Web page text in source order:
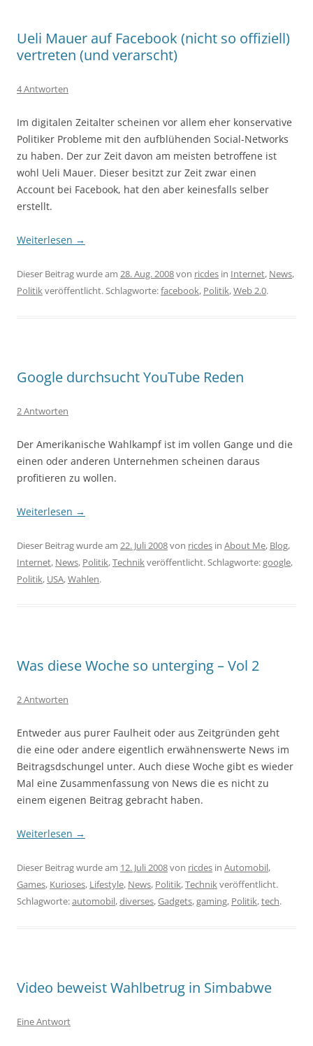
Ueli Mauer auf Facebook (nicht so offiziell)
vertreten (und verarscht)
4 Antworten
Im digitalen Zeitalter scheinen vor allem eher konservative
Politiker Probleme mit den aufblühenden Social-Networks
zu haben. Der zur Zeit davon am meisten betroffene ist
wohl Ueli Mauer. Dieser besitzt zur Zeit zwar einen
Account bei Facebook, hat den aber keinesfalls selber
erstellt.
Weiterlesen →
Dieser Beitrag wurde am 28. Aug. 2008von ricdes in Internet, News,
Politikveröffentlicht. Schlagworte:facebook, Politik,Web 2.0.
Google durchsucht YouTube Reden
2 Antworten
Der Amerikanische Wahlkampf ist im vollen Gange und die
einen oder anderen Unternehmen scheinen daraus
profitieren zu wollen.
Weiterlesen →
Dieser Beitrag wurde am 22. Juli 2008von ricdes in About Me, Blog,
Internet, News, Politik,Technikveröffentlicht. Schlagworte:google,
Politik, USA,Wahlen.
Was diese Woche so unterging – Vol 2
2 Antworten
Entweder aus purer Faulheit oder aus Zeitgründen geht
die eine oder andere eigentlich erwähnenswerte News im
Beitragsdschungel unter. Auch diese Woche gibt es wieder
Mal eine Zusammenfassung von News die es nicht zu
einem eigenen Beitrag gebracht haben.
Weiterlesen →
Dieser Beitrag wurde am 12. Juli 2008von ricdes in Automobil,
Games, Kurioses, Lifestyle, News, Politik,Technikveröffentlicht.
Schlagworte:automobil,diverses,Gadgets,gaming, Politik,tech.
Video beweist Wahlbetrug in Simbabwe
Eine Antwort